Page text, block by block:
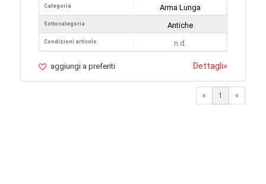
Categoria
Sottocategoria
Condizioni articolo
Arma Lunga
Antiche
n.d.
aggiungi a preferiti Dettagli»
« 1 «